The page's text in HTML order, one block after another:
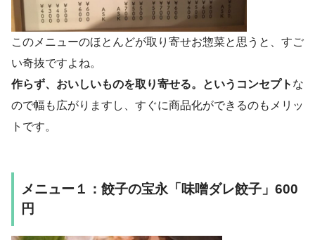
このメニューのほとんどが取り寄せお惣菜と思うと、すご
い奇抜ですよね。
作らず、おいしいものを取り寄せる。というコンセプト な
ので幅も広がりますし、すぐに商品化ができるのもメリッ
トです。
メニュー１：餃子の宝永「味噌ダレ餃子」600
円